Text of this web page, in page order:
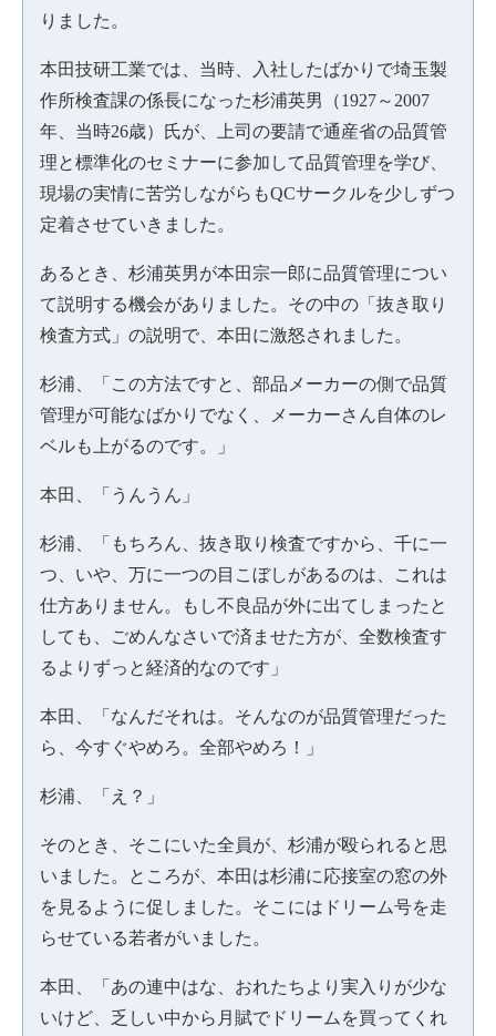
りました。
本田技研工業では、当時、入社したばかりで埼玉製
作所検査課の係長になった杉浦英男（1927～2007
年、当時26歳）氏が、上司の要請で通産省の品質管
理と標準化のセミナーに参加して品質管理を学び、
現場の実情に苦労しながらもQCサークルを少しずつ
定着させていきました。
あるとき、杉浦英男が本田宗一郎に品質管理につい
て説明する機会がありました。その中の「抜き取り
検査方式」の説明で、本田に激怒されました。
杉浦、「この方法ですと、部品メーカーの側で品質
管理が可能なばかりでなく、メーカーさん自体のレ
ベルも上がるのです。」
本田、「うんうん」
杉浦、「もちろん、抜き取り検査ですから、千に一
つ、いや、万に一つの目こぼしがあるのは、これは
仕方ありません。もし不良品が外に出てしまったと
しても、ごめんなさいで済ませた方が、全数検査す
るよりずっと経済的なのです」
本田、「なんだそれは。そんなのが品質管理だった
ら、今すぐやめろ。全部やめろ！」
杉浦、「え？」
そのとき、そこにいた全員が、杉浦が殴られると思
いました。ところが、本田は杉浦に応接室の窓の外
を見るように促しました。そこにはドリーム号を走
らせている若者がいました。
本田、「あの連中はな、おれたちより実入りが少な
いけど、乏しい中から月賦でドリームを買ってくれ